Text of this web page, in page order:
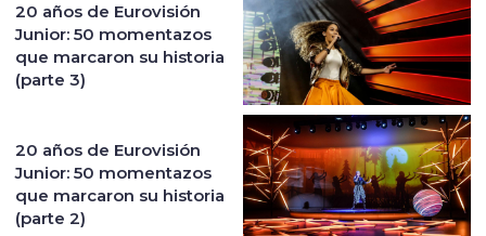
20 años de Eurovisión
Junior: 50 momentazos
que marcaron su historia
(parte 3)
20 años de Eurovisión
Junior: 50 momentazos
que marcaron su historia
(parte 2)